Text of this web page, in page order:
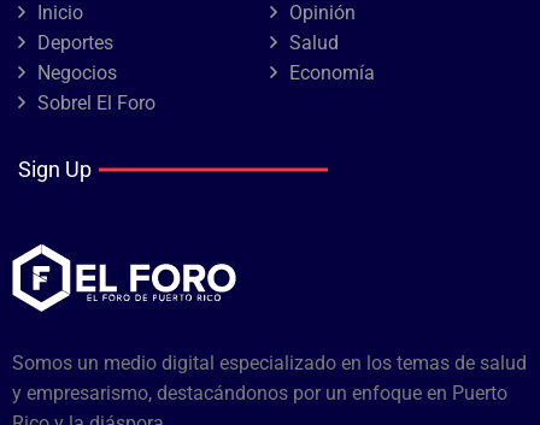
Inicio
Opinión
Deportes
Salud
Negocios
Economía
Sobrel El Foro
Sign Up
Somos un medio digital especializado en los temas de salud
y empresarismo, destacándonos por un enfoque en Puerto